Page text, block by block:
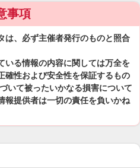
事項
は、必ず主催者発行のものと照合
いる情報の内容に関しては万全を
確性および安全性を保証するもの
いて被ったいかなる損害について
報提供者は一切の責任を負いかね